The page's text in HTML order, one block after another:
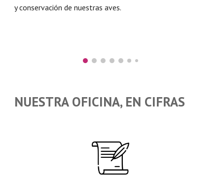
y conservación de nuestras aves.
NUESTRA OFICINA, EN CIFRAS